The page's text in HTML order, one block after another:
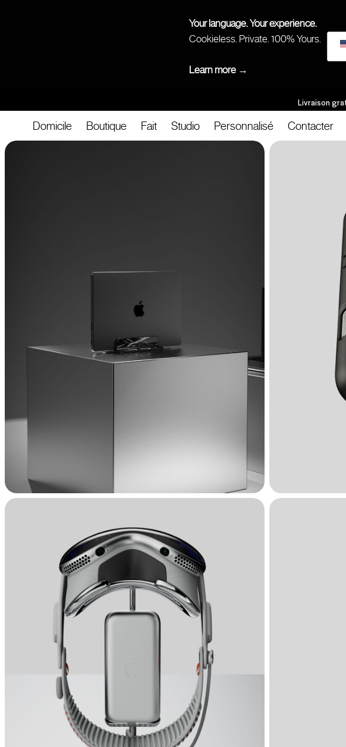
Your language. Your experience.
Cookieless. Private. 100% Yours.
Learn more →
Livraison
Domicile Boutique Fait Studio Personnalisé Contacter